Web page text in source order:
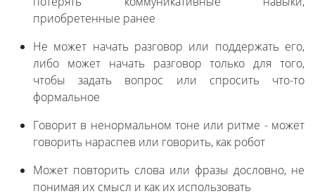
приобретенные ранее
Не может начать разговор или поддержать его,
либо может начать разговор только для того,
чтобы задать вопрос или спросить что-то
формальное
Говорит в ненормальном тоне или ритме - может
говорить нараспев или говорить, как робот
Может повторить слова или фразы дословно, не
понимая их смысл и как их использовать